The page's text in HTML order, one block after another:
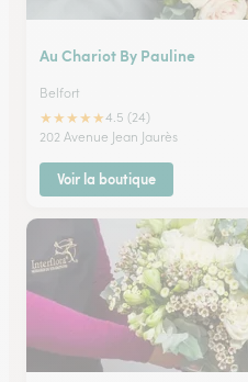
Au Chariot By Pauline
Belfort
★★★★★4.5 (24)
202 Avenue Jean Jaurès
Voir la boutique